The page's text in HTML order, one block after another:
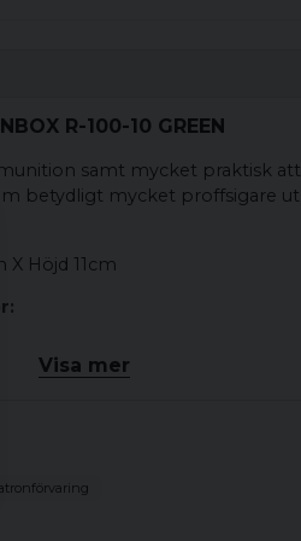
R-100-10 GREEN
samt mycket praktisk
betydligt mycket proffsigare
X Höjd 11cm
224Weatherby Mag,
257Roberts, 257Weatherby
270Winchester,
30-30 Winchester, 30-
Mag., 300Winchester
32Win.Special, 338
35Whelen,
Visa mer